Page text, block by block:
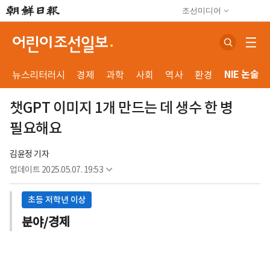
조선미디어
뉴스리터러시 경제 과학 사회 역사 환경 NIE 논술
챗GPT 이미지 1개 만드는 데 생수 한 병
필요해요
김윤정 기자
업데이트 2025.05.07. 19:53
초등 저학년 이상
분야/경제